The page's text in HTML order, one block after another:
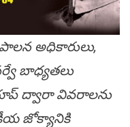
అధికారులు,
బాధ్యతలు
ద్వారా వివరాలను
జోక్యానికి